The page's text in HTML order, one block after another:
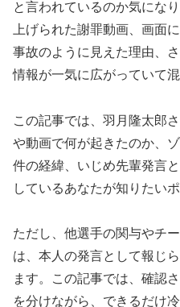
と言われているのか気にな
上げられた謝罪動画、画面
事故のように見えた理由、
情報が一気に広がっていて
この記事では、羽月隆太郎
や動画で何が起きたのか、
件の経緯、いじめ先輩発言
しているあなたが知りたい
ただし、他選手の関与やチ
は、本人の発言として報じ
ます。この記事では、確認
を分けながら、できるだけ